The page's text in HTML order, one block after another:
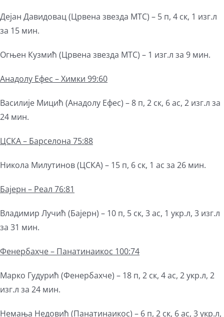
Дејан Давидовац (Црвена звезда МТС) – 5 п, 4 ск, 1 изг.л
за 15 мин.
Огњен Кузмић (Црвена звезда МТС) – 1 изг.л за 9 мин.
Анадолу Ефес –Химки 99:60
Василије Мицић (Анадолу Ефес) – 8 п, 2 ск, 6 ас, 2 изг.л за
24 мин.
ЦСКА – Барселона 75:88
Никола Милутинов (ЦСКА) – 15 п, 6 ск, 1 ас за 26 мин.
Бајерн – Реал 76:81
Владимир Лучић (Бајерн) – 10 п, 5 ск, 3 ас, 1 укр.л, 3 изг.л
за 31 мин.
Фенербахче – Панатинаикос 100:74
Марко Гудурић (Фенербахче) – 18 п, 2 ск, 4 ас, 2 укр.л, 2
изг.л за 24 мин.
Немања Недовић (Панатинаикос) – 6 п, 2 ск, 6 ас, 3 укр.л,